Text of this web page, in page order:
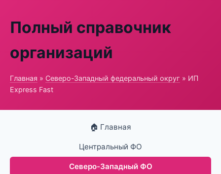
Полный справочник
организаций
Главная » Северо-Западный федеральный округ » ИП
Express Fast
🏠 Главная
Центральный ФО
Северо-Западный ФО